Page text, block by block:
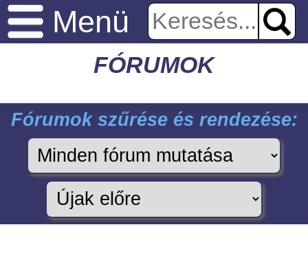
Menü
FÓRUMOK
Fórumok szűrése és rendezése: